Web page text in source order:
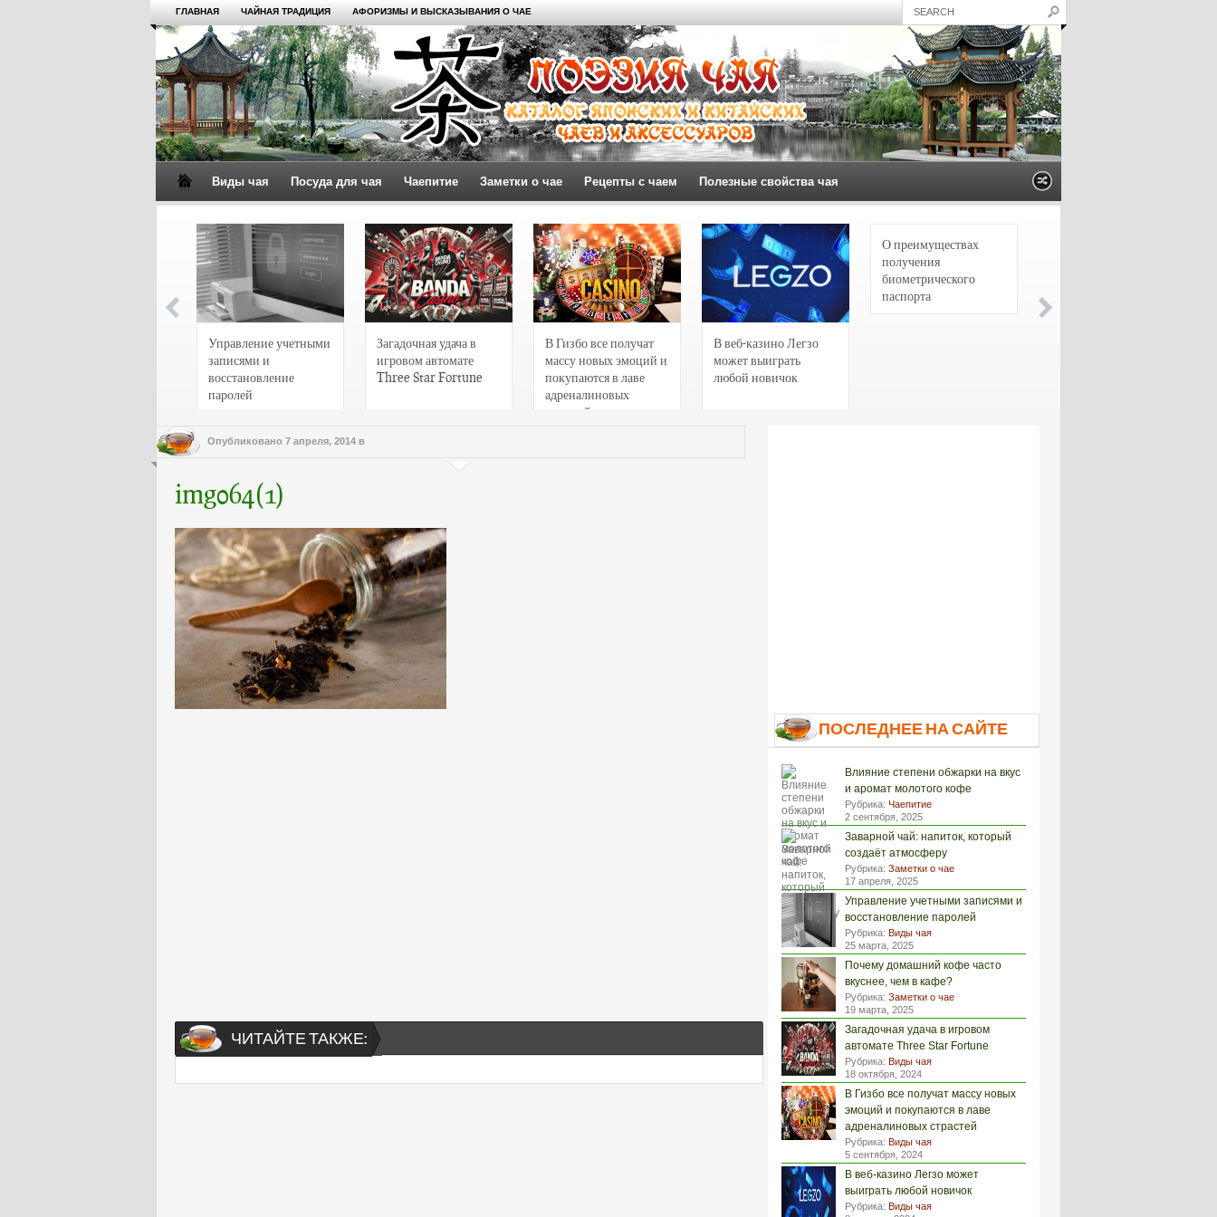
ГЛАВНАЯ ЧАЙНАЯ ТРАДИЦИЯ АФОРИЗМЫ И ВЫСКАЗЫВАНИЯ О ЧАЕ
Виды чая Посуда для чая Чаепитие Заметки о чае Рецепты с чаем Полезные свойства чая
Управление учетными
записями и
восстановление
паролей
Загадочная удача в
игровом автомате
Three Star Fortune
В Гизбо все получат
массу новых эмоций и
покупаются в лаве
адреналиновых
страстей
В веб-казино Легзо
может выиграть
любой новичок
О преимуществах
получения
биометрического
паспорта
Опубликовано 7 апреля, 2014 в
img064(1)
ЧИТАЙТЕ ТАКЖЕ:
ПОСЛЕДНЕЕ НА САЙТЕ
Влияние степени обжарки на вкус
и аромат молотого кофе
Рубрика: Чаепитие
2 сентября, 2025
Заварной чай: напиток, который
создаёт атмосферу
Рубрика: Заметки о чае
17 апреля, 2025
Управление учетными записями и
восстановление паролей
Рубрика: Виды чая
25 марта, 2025
Почему домашний кофе часто
вкуснее, чем в кафе?
Рубрика: Заметки о чае
19 марта, 2025
Загадочная удача в игровом
автомате Three Star Fortune
Рубрика: Виды чая
18 октября, 2024
В Гизбо все получат массу новых
эмоций и покупаются в лаве
адреналиновых страстей
Рубрика: Виды чая
5 сентября, 2024
В веб-казино Легзо может
выиграть любой новичок
Рубрика: Виды чая